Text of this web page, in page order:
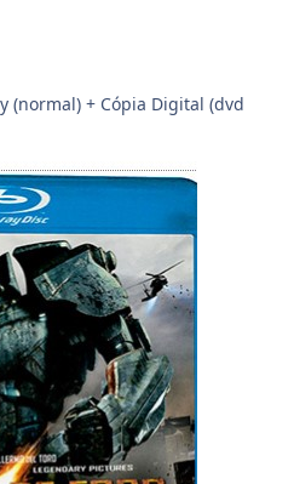
(normal) + Cópia Digital (dvd